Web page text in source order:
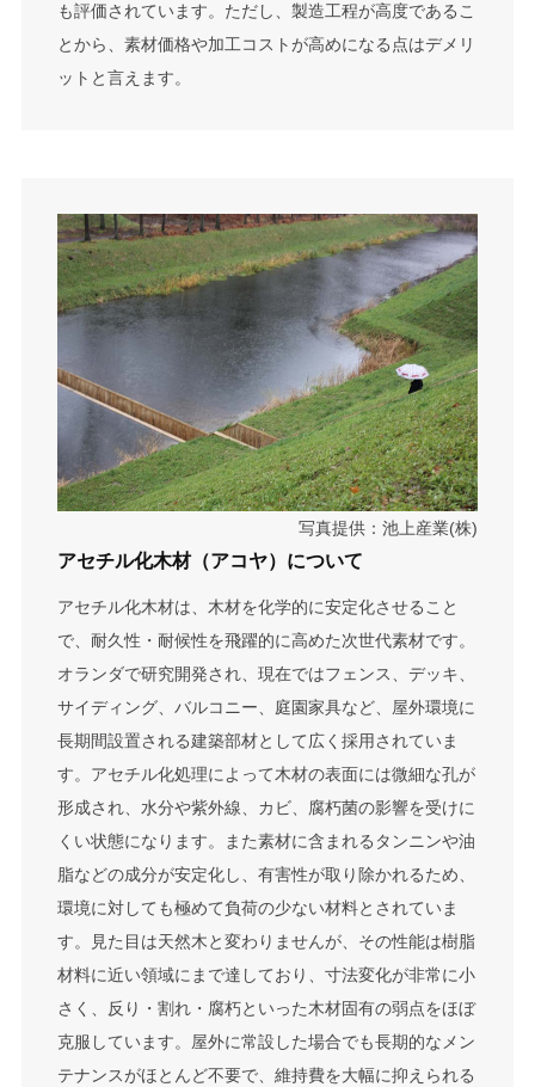
も評価されています。ただし、製造工程が高度であるこ
とから、素材価格や加工コストが高めになる点はデメリ
ットと言えます。
写真提供：池上産業(株)
アセチル化木材（アコヤ）について
アセチル化木材は、木材を化学的に安定化させること
で、耐久性・耐候性を飛躍的に高めた次世代素材です。
オランダで研究開発され、現在ではフェンス、デッキ、
サイディング、バルコニー、庭園家具など、屋外環境に
長期間設置される建築部材として広く採用されていま
す。アセチル化処理によって木材の表面には微細な孔が
形成され、水分や紫外線、カビ、腐朽菌の影響を受けに
くい状態になります。また素材に含まれるタンニンや油
脂などの成分が安定化し、有害性が取り除かれるため、
環境に対しても極めて負荷の少ない材料とされていま
す。見た目は天然木と変わりませんが、その性能は樹脂
材料に近い領域にまで達しており、寸法変化が非常に小
さく、反り・割れ・腐朽といった木材固有の弱点をほぼ
克服しています。屋外に常設した場合でも長期的なメン
テナンスがほとんど不要で、維持費を大幅に抑えられる